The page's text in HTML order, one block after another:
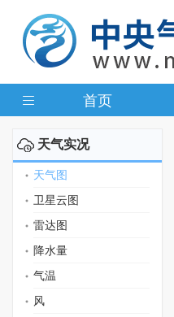
首页
天气实况
天气图
卫星云图
雷达图
降水量
气温
风